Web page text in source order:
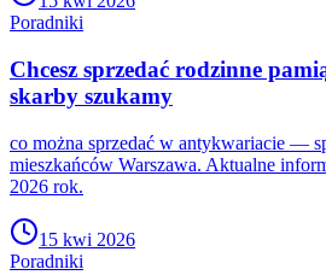
Poradniki
Chcesz sprzedać rodzinne
skarby szukamy
co można sprzedać w antykwariacie —
mieszkańców Warszawa. Aktualne
2026 rok.
15 kwi 2026
Poradniki